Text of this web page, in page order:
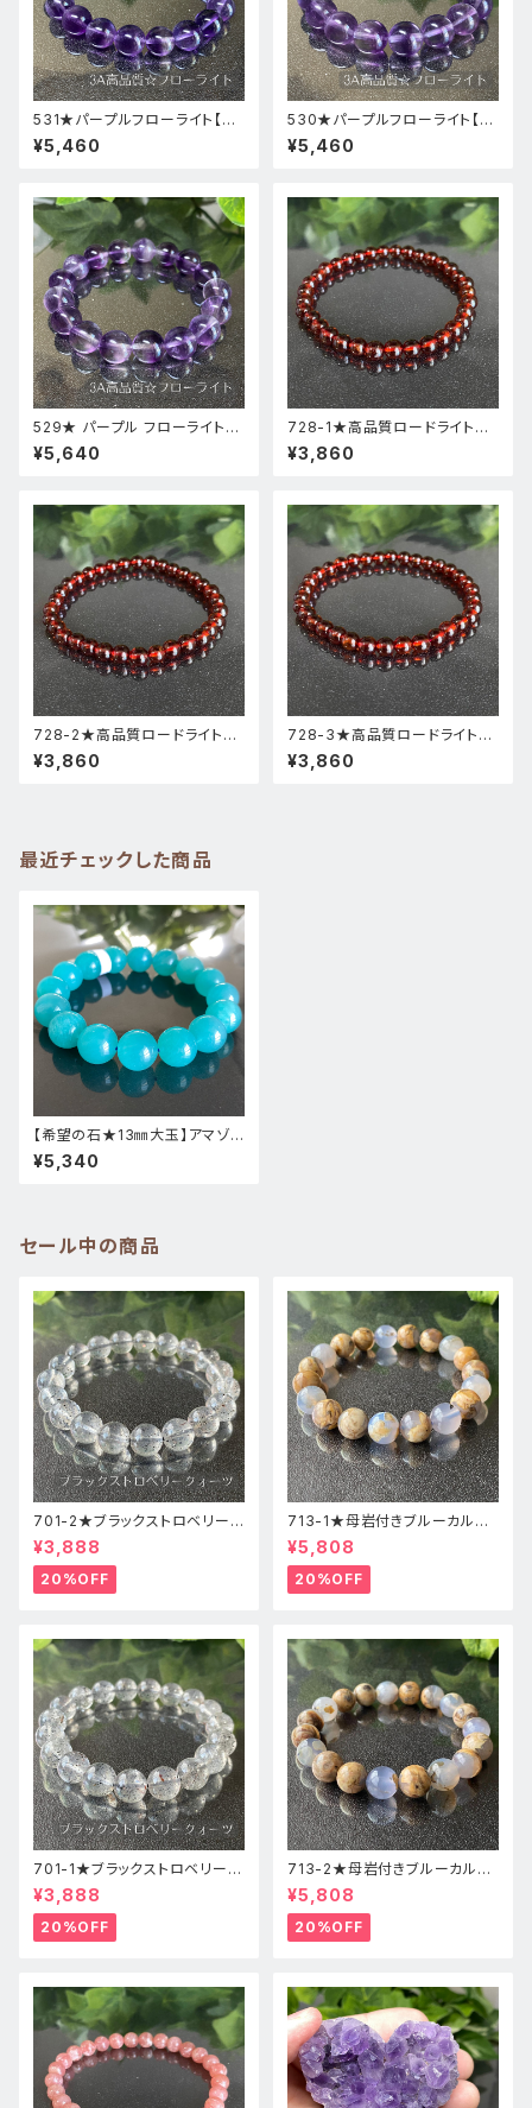
531★パープルフローライト【高
品質・高透明度】天然石パワース
トーンブレスレット新品
¥5,460
530★パープルフローライト【高
品質・高透明度】天然石パワース
トーンブレスレット新品
¥5,460
529★ パープル フローライト【
高品質 ・ 高透明度 】天然石 パ
ワーストーン ブレスレット 新品
¥5,640
728-1★高品質ロードライトガ
ーネット★天然石ブレスレットパ
ワーストーン新品
¥3,860
728-2★高品質ロードライトガ
ーネット★天然石ブレスレットパ
ワーストーン新品
¥3,860
728-3★高品質ロードライトガ
ーネット★天然石ブレスレットパ
ワーストーン新品
¥3,860
最近チェックした商品
【希望の石★13㎜大玉】アマゾナ
イト★291-4天然石パワースト
ーンブレスレット
¥5,340
セール中の商品
701-2★ブラックストロベリーク
ォーツ【高品質】天然石ブレスレ
ッパワーストーン
¥3,888
20%OFF
713-1★母岩付きブルーカルセ
ドニー【高品質】天然石ブレスレ
ットパワーストーン
¥5,808
20%OFF
701-1★ブラックストロベリーク
ォーツ【高品質】天然石ブレスレ
ッパワーストーン
¥3,888
20%OFF
713-2★母岩付きブルーカルセ
ドニー【高品質】天然石ブレスレ
ットパワーストーン
¥5,808
20%OFF